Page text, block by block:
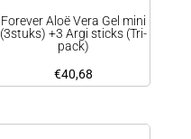
Forever Aloë Vera Gel mini
(3stuks) +3 Argi sticks (Tri-
pack)
€40,68